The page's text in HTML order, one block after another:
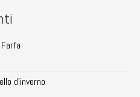
d'inverno